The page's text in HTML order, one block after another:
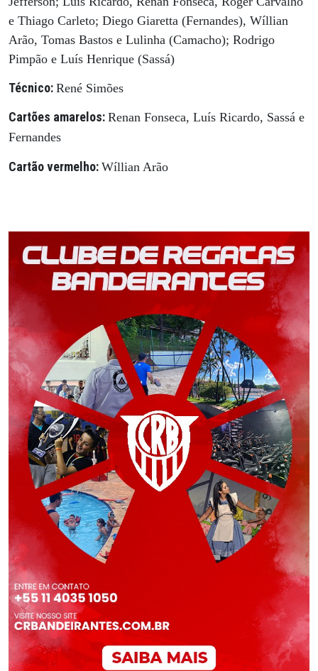
e Thiago Carleto; Diego Giaretta (Fernandes), Wíllian
Arão, Tomas Bastos e Lulinha (Camacho); Rodrigo
Pimpão e Luís Henrique (Sassá)
Técnico: René Simões
Cartões amarelos: Renan Fonseca, Luís Ricardo, Sassá e
Fernandes
Cartão vermelho: Wíllian Arão